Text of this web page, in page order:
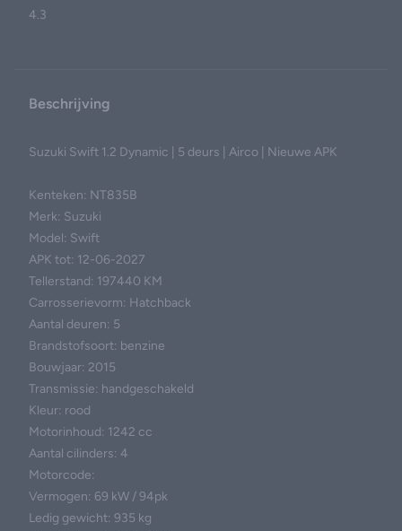
4.3
Beschrijving
Suzuki Swift 1.2 Dynamic | 5 deurs | Airco | Nieuwe APK
Kenteken: NT835B
Merk: Suzuki
Model: Swift
APK tot: 12-06-2027
Tellerstand: 197440 KM
Carrosserievorm: Hatchback
Aantal deuren: 5
Brandstofsoort: benzine
Bouwjaar: 2015
Transmissie: handgeschakeld
Kleur: rood
Motorinhoud: 1242 cc
Aantal cilinders: 4
Motorcode:
Vermogen: 69 kW / 94pk
Ledig gewicht: 935 kg